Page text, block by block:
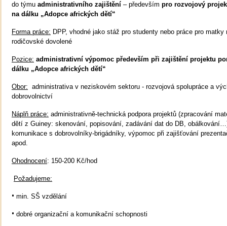
do týmu administrativního zajištění – především pro rozvojový
na dálku „Adopce afrických dětí“
Forma práce: DPP, vhodné jako stáž pro studenty nebo práce pro matky
rodičovské dovolené
Pozice: administrativní výpomoc především při zajištění projektu
dálku „Adopce afrických dětí“
Obor: administrativa v neziskovém sektoru - rozvojová spolupráce a
dobrovolnictví
Náplň práce: administrativně-technická podpora projektů (zpracování
dětí z Guiney: skenování, popisování, zadávání dat do DB,
komunikace s dobrovolníky-brigádníky, výpomoc při zajišťování
apod.
Ohodnocení: 150-200 Kč/hod
Požadujeme:
• min. SŠ vzdělání
• dobré organizační a komunikační schopnosti